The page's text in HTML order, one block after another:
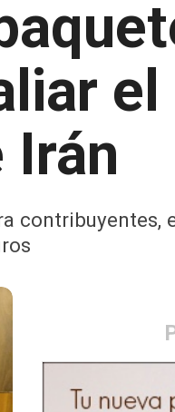
Irán
contribuyentes,